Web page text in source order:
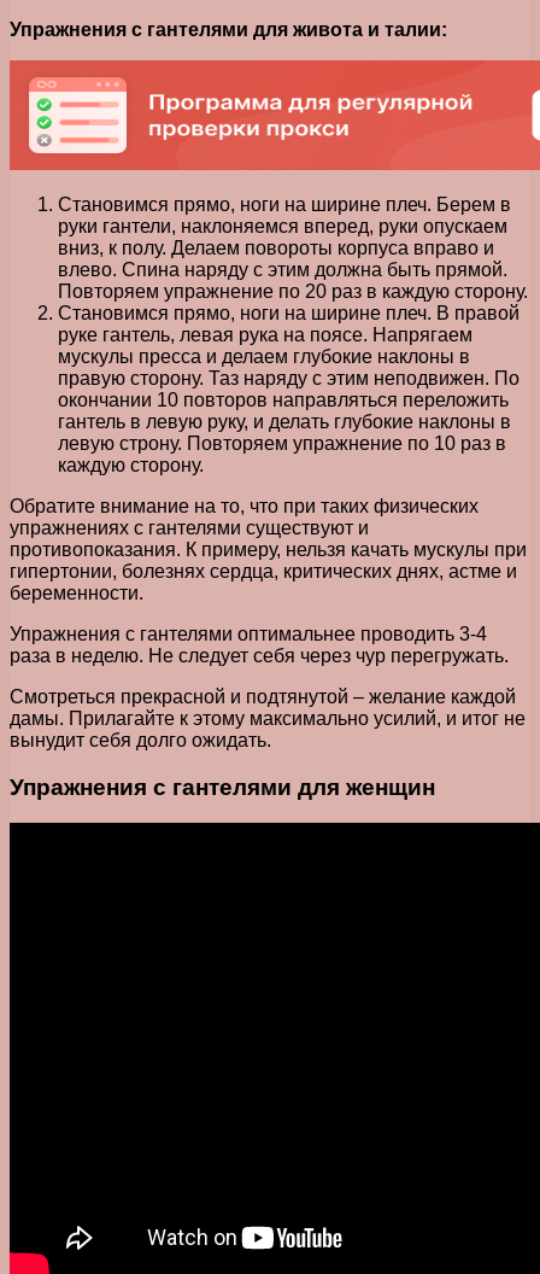
Упражнения с гантелями для живота и талии:
Становимся прямо, ноги на ширине плеч. Берем в
руки гантели, наклоняемся вперед, руки опускаем
вниз, к полу. Делаем повороты корпуса вправо и
влево. Спина наряду с этим должна быть прямой.
Повторяем упражнение по 20 раз в каждую сторону.
Становимся прямо, ноги на ширине плеч. В правой
руке гантель, левая рука на поясе. Напрягаем
мускулы пресса и делаем глубокие наклоны в
правую сторону. Таз наряду с этим неподвижен. По
окончании 10 повторов направляться переложить
гантель в левую руку, и делать глубокие наклоны в
левую строну. Повторяем упражнение по 10 раз в
каждую сторону.
Обратите внимание на то, что при таких физических
упражнениях с гантелями существуют и
противопоказания. К примеру, нельзя качать мускулы при
гипертонии, болезнях сердца, критических днях, астме и
беременности.
Упражнения с гантелями оптимальнее проводить 3-4
раза в неделю. Не следует себя через чур перегружать.
Смотреться прекрасной и подтянутой – желание каждой
дамы. Прилагайте к этому максимально усилий, и итог не
вынудит себя долго ожидать.
Упражнения с гантелями для женщин